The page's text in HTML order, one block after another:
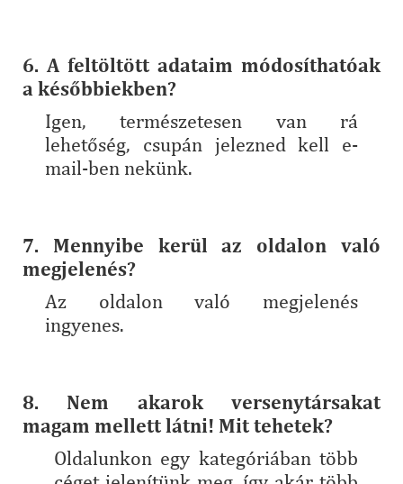
6. A feltöltött adataim módosíthatóak
a későbbiekben?
Igen, természetesen van rá
lehetőség, csupán jelezned kell e-
mail-ben nekünk.
7. Mennyibe kerül az oldalon való
megjelenés?
Az oldalon való megjelenés
ingyenes.
8. Nem akarok versenytársakat
magam mellett látni! Mit tehetek?
Oldalunkon egy kategóriában több